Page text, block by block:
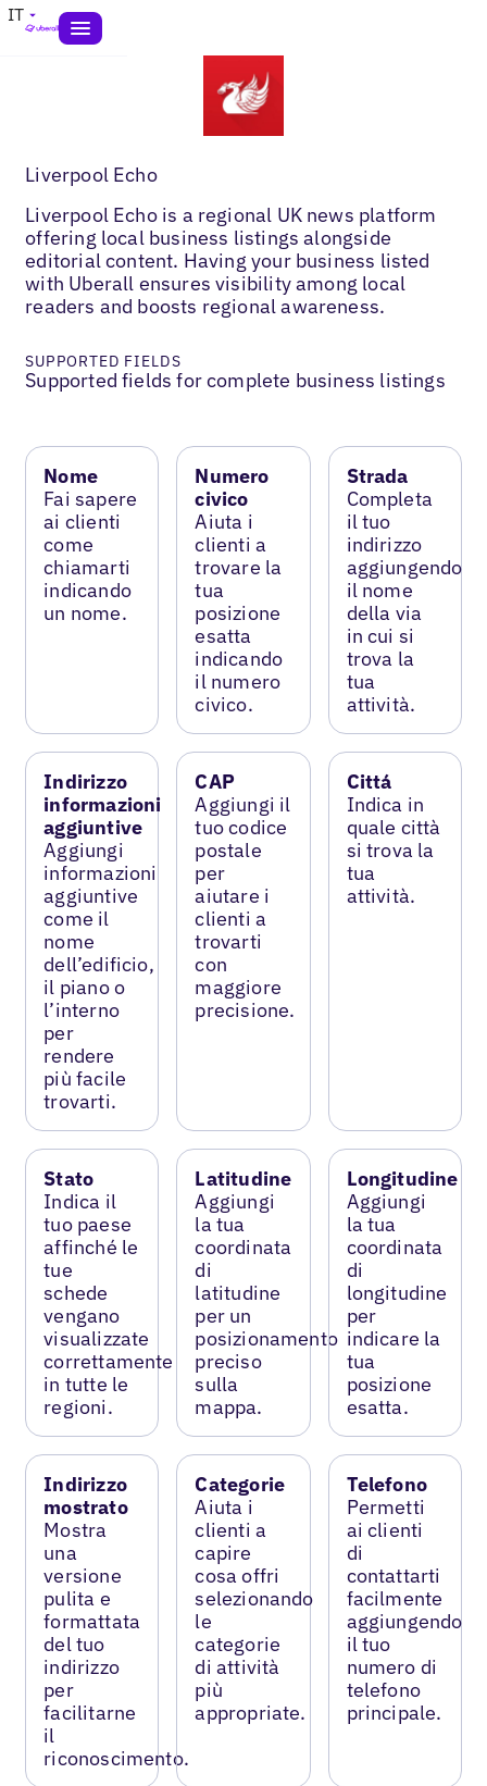
IT
Liverpool Echo
Liverpool Echo is a regional UK news platform
offering local business listings alongside
editorial content. Having your business listed
with Uberall ensures visibility among local
readers and boosts regional awareness.
SUPPORTED FIELDS
Supported fields for complete business listings
Nome
Fai sapere
ai clienti
come
chiamarti
indicando
un nome.
Numero
civico
Aiuta i
clienti a
trovare la
tua
posizione
esatta
indicando
il numero
civico.
Strada
Completa
il tuo
indirizzo
aggiungendo
il nome
della via
in cui si
trova la
tua
attività.
Indirizzo
informazioni
aggiuntive
Aggiungi
informazioni
aggiuntive
come il
nome
dell’edificio,
il piano o
l’interno
per
rendere
più facile
trovarti.
CAP
Aggiungi il
tuo codice
postale
per
aiutare i
clienti a
trovarti
con
maggiore
precisione.
Cittá
Indica in
quale città
si trova la
tua
attività.
Stato
Indica il
tuo paese
affinché le
tue
schede
vengano
visualizzate
correttamente
in tutte le
regioni.
Latitudine
Aggiungi
la tua
coordinata
di
latitudine
per un
posizionamento
preciso
sulla
mappa.
Longitudine
Aggiungi
la tua
coordinata
di
longitudine
per
indicare la
tua
posizione
esatta.
Indirizzo
mostrato
Mostra
una
versione
pulita e
formattata
del tuo
indirizzo
per
facilitarne
il
riconoscimento.
Categorie
Aiuta i
clienti a
capire
cosa offri
selezionando
le
categorie
di attività
più
appropriate.
Telefono
Permetti
ai clienti
di
contattarti
facilmente
aggiungendo
il tuo
numero di
telefono
principale.